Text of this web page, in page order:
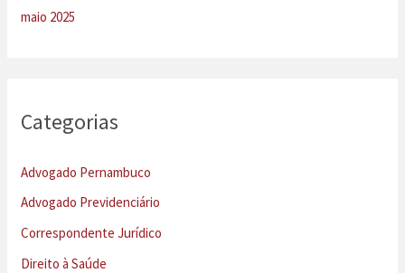
maio 2025
Categorias
Advogado Pernambuco
Advogado Previdenciário
Correspondente Jurídico
Direito à Saúde